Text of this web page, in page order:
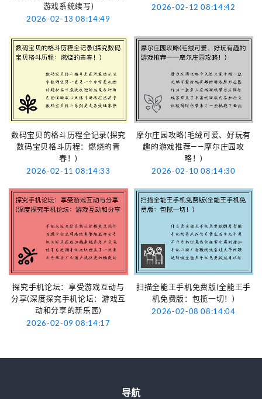
游戏系统续写)
2026-02-13 08:14:49
2026-02-12 08:14:42
数码宝贝的格斗历程全记录(探究
数码宝贝格斗历程：燃烧的青
春！)
2026-02-11 08:14:33
摩尔庄园攻略(毛绒可爱、好玩有
趣的游戏推荐——摩尔庄园攻
略！)
2026-02-10 08:14:30
探究手机论坛：享受游戏互动与
分享(深度探究手机论坛：游戏互
动和分享的新乐园)
2026-02-09 08:14:17
扫描全能王手机免费版(全能王手
机免费版：包揽一切！)
2026-02-08 08:14:04
导航